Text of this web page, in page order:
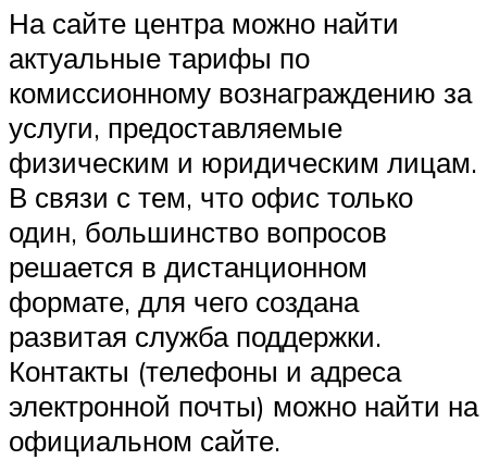
На сайте центра можно найти
актуальные тарифы по
комиссионному вознаграждению за
услуги, предоставляемые
физическим и юридическим лицам.
В связи с тем, что офис только
один, большинство вопросов
решается в дистанционном
формате, для чего создана
развитая служба поддержки.
Контакты (телефоны и адреса
электронной почты) можно найти на
официальном сайте.